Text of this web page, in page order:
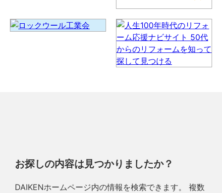
お探しの内容は見つかりましたか？
DAIKENホームページ内の情報を検索できます。 複数